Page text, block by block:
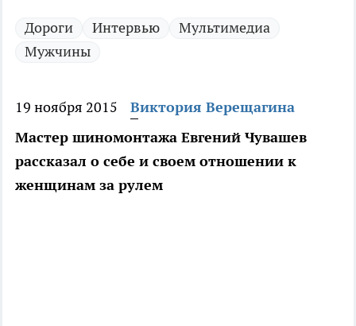
Дороги Интервью
Мультимедиа
Мужчины
19 ноября 2015
Виктория Верещагина
Мастер шиномонтажа Евгений Чувашев
рассказал о себе и своем отношении к
женщинам за рулем